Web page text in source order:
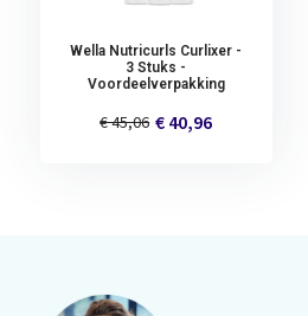
Wella Nutricurls Curlixer -
3 Stuks -
Voordeelverpakking
€ 45,06 € 40,96